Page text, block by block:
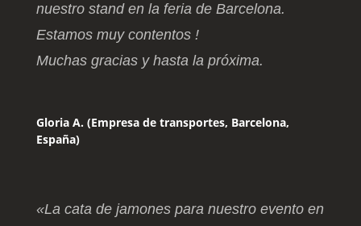
nuestro stand en la feria de Barcelona.
Estamos muy contentos !
Muchas gracias y hasta la próxima.
Gloria A. (Empresa de transportes, Barcelona,
España)
«La cata de jamones para nuestro evento en